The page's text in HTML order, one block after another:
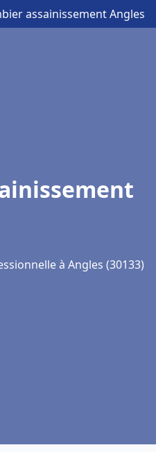
assainissement Angles
à Angles (30133)